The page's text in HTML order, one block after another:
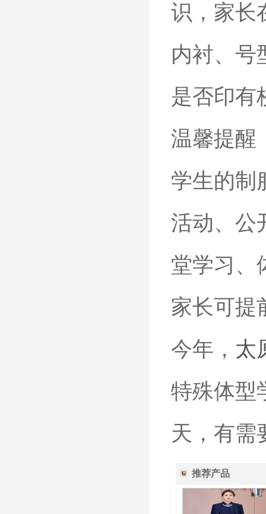
识，家长
内衬、号
是否印有
温馨提醒
学生的制
活动、公
堂学习、
家长可提
今年， 太
特殊体型
天，有需
推荐产品